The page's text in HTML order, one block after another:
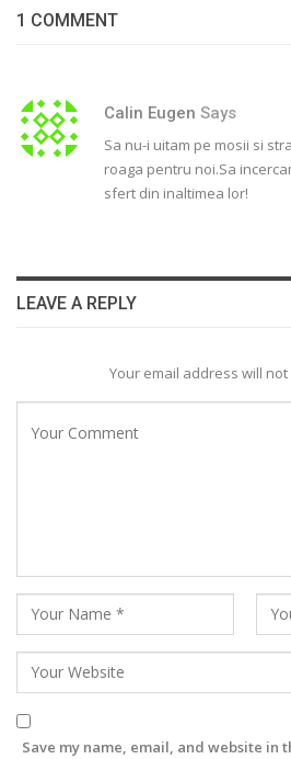
1 COMMENT
Calin Eugen Says
Sa nu-i uitam pe mosii si
roaga pentru noi.Sa
sfert din inaltimea lor!
LEAVE A REPLY
Your email address will
Save my name, email, and website in